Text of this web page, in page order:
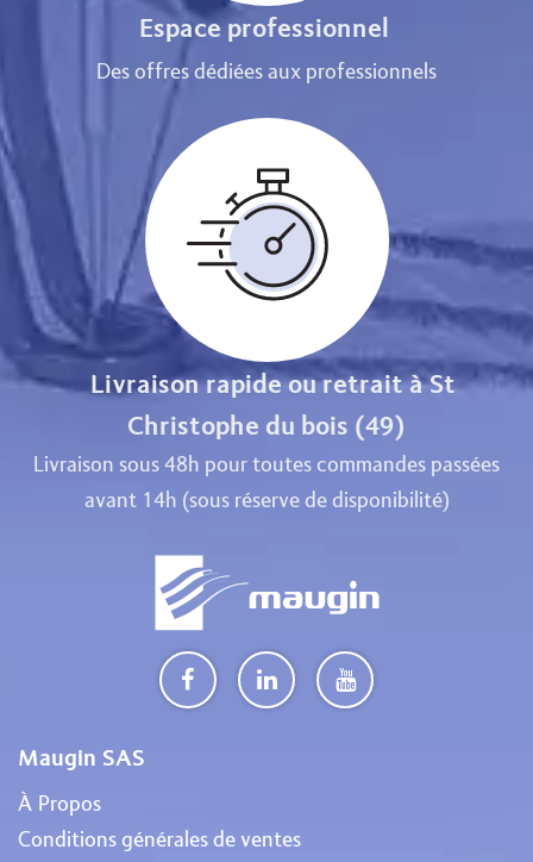
Espace professionnel
Des offres dédiées aux professionnels
Livraison rapide ou retrait à St
Christophe du bois (49)
Livraison sous 48h pour toutes commandes passées
avant 14h (sous réserve de disponibilité)
Maugin SAS
À Propos
Conditions générales de ventes